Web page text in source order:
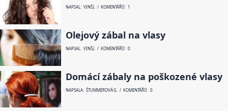
NAPSAL: VINŠ J. / KOMENTÁŘŮ: 1
Olejový zábal na vlasy
NAPSAL: VINŠ J. / KOMENTÁŘŮ: 0
Domácí zábaly na poškozené vlasy
NAPSALA: ŠTUMMEROVÁ G. / KOMENTÁŘŮ: 0